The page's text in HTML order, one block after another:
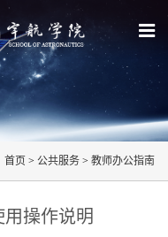
首页 > 公共服务 > 教师办公指南
操作说明